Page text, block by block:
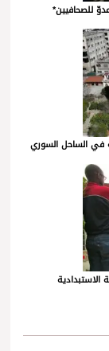
في الساحل السوري
الأنظمة الاستبدادية